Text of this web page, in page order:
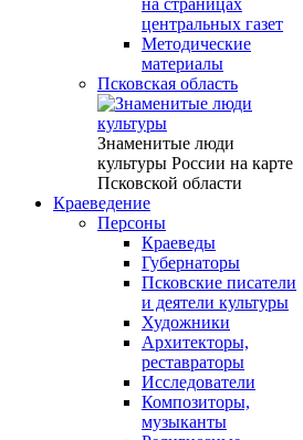
на страницах
центральных газет
Методические
материалы
Псковская область
Знаменитые люди
культуры России на карте
Псковской области
Краеведение
Персоны
Краеведы
Губернаторы
Псковские писатели
и деятели культуры
Художники
Архитекторы,
реставраторы
Исследователи
Композиторы,
музыканты